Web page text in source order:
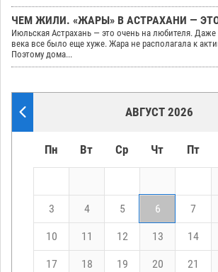
ЧЕМ ЖИЛИ. «ЖАРЫ» В АСТРАХАНИ —
Июльская Астрахань — это очень на любителя.
века все было еще хуже. Жара не располагала к
Поэтому дома...
АВГУСТ 2026
Пн Вт Ср Чт Пт
3 4 5 6 7
10 11 12 13 14
17 18 19 20 21